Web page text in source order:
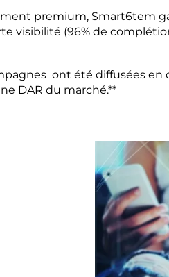
premium, Smart6tem
visibilité (96% de
ont été diffusées en
DAR du marché.**